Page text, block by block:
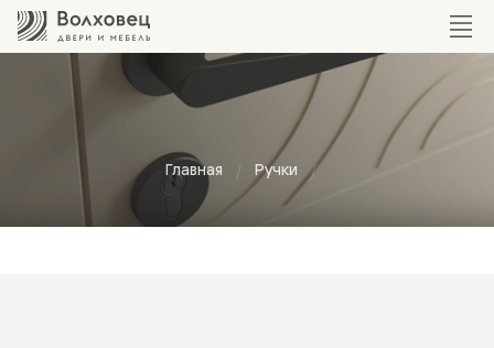
Главная Ручки